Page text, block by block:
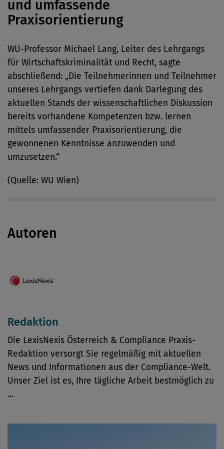
und umfassende
Praxisorientierung
WU-Professor Michael Lang, Leiter des Lehrgangs
für Wirtschaftskriminalität und Recht, sagte
abschließend: „Die Teilnehmerinnen und Teilnehmer
unseres Lehrgangs vertiefen dank Darlegung des
aktuellen Stands der wissenschaftlichen Diskussion
bereits vorhandene Kompetenzen bzw. lernen
mittels umfassender Praxisorientierung, die
gewonnenen Kenntnisse anzuwenden und
umzusetzen.“
(Quelle: WU Wien)
Autoren
Redaktion
Die LexisNexis Österreich & Compliance Praxis-
Redaktion versorgt Sie regelmäßig mit aktuellen
News und Informationen aus der Compliance-Welt.
Unser Ziel ist es, Ihre tägliche Arbeit bestmöglich zu
...